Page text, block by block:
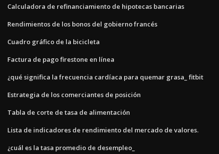
Calculadora de refinanciamiento de hipotecas bancarias
Rendimientos de los bonos del gobierno francés
Cuadro gráfico de la bicicleta
Factura de pago firestone en línea
¿qué significa la frecuencia cardíaca para quemar grasa_ fitbit
Estrategia de los comerciantes de posición
Tabla de corte de tasa de alimentación
Lista de indicadores de rendimiento del mercado de valores.
¿cuál es la tasa promedio de desempleo_